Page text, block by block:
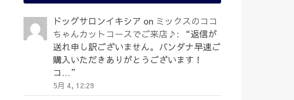
ドッグサロンイキシア on ミックスのココ
ちゃんカットコースでご来店♪ : “返信が
送れ申し訳ございません。バンダナ早速ご
購入いただきありがとうございます！
コ… ”
5月 4, 12:29